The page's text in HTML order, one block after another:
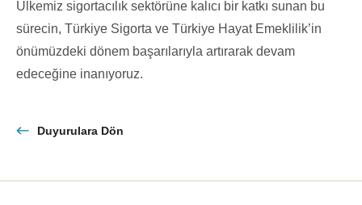
Ülkemiz sigortacılık sektörüne kalıcı bir katkı sunan bu
sürecin, Türkiye Sigorta ve Türkiye Hayat Emeklilik’in
önümüzdeki dönem başarılarıyla artırarak devam
edeceğine inanıyoruz.
Duyurulara Dön